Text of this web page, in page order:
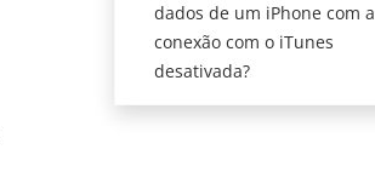
dados de um iPhone com a
conexão com o iTunes
desativada?